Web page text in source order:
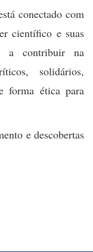
conectado com
científico e suas
a contribuir na
solidários,
forma ética para
e descobertas